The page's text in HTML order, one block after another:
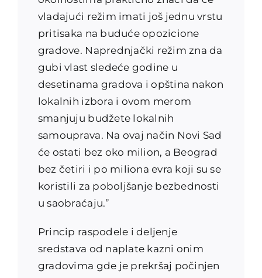
vladajući režim imati još jednu vrstu
pritisaka na buduće opozicione
gradove. Naprednjački režim zna da
gubi vlast sledeće godine u
desetinama gradova i opština nakon
lokalnih izbora i ovom merom
smanjuju budžete lokalnih
samouprava. Na ovaj način Novi Sad
će ostati bez oko milion, a Beograd
bez četiri i po miliona evra koji su se
koristili za poboljšanje bezbednosti
u saobraćaju.”
Princip raspodele i deljenje
sredstava od naplate kazni onim
gradovima gde je prekršaj počinjen